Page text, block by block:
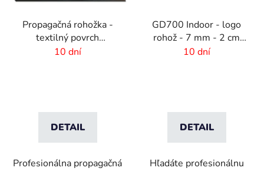
Propagačná rohožka -
textilný povrch
-85x300 cm
10 dní
DETAIL
Profesionálna propagačná
GD700 Indoor - logo
rohož - 7 mm - 2 cm
gumový okraj
10 dní
DETAIL
Hľadáte profesionálnu